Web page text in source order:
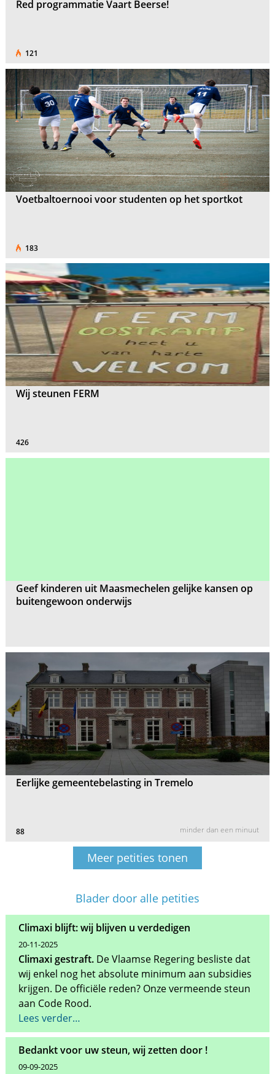
Red programmatie Vaart Beerse!
121
Voetbaltoernooi voor studenten op het sportkot
183
Wij steunen FERM
426
Geef kinderen uit Maasmechelen gelijke kansen op
buitengewoon onderwijs
Eerlijke gemeentebelasting in Tremelo
88 minder dan een minuut
Meer petities tonen
Blader door alle petities
Climaxi blijft: wij blijven u verdedigen
20-11-2025
Climaxi gestraft. De Vlaamse Regering besliste dat
wij enkel nog het absolute minimum aan subsidies
krijgen. De officiële reden? Onze vermeende steun
aan Code Rood.
Lees verder…
Bedankt voor uw steun, wij zetten door !
09-09-2025